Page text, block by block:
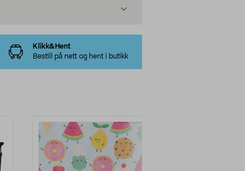
Klikk&Hent
Bestill på nett og hent i butikk